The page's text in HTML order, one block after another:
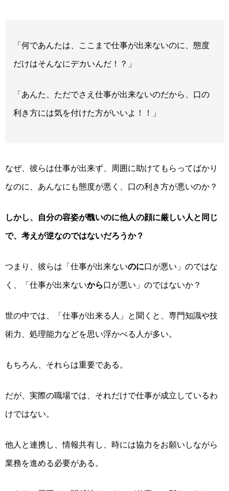
「何であんたは、ここまで仕事が出来ないのに
態度
だけはそんなにデカいんだ ！？ 」
「あんた、ただでさえ仕事が出来ないのだから、口の
利き方には気を付けた方がいいよ！！」
なぜ、彼らは仕事が出来ず、周囲に助けてもらってばかり
なのに、あんなにも態度が悪く、口の利き方が悪いのか？
しかし、自分の容姿が醜いのに他人の顔に厳しい人と同じ
で、 考えが逆なのではないだろうか？
つまり、 彼らは「仕事が出来ないのに口が悪い」のではな
く、「仕事が出来ないから口が悪い」のではないか ？
世の中では、「仕事が出来る人」と聞くと、専門知識や技
術力、処理能力などを思い浮かべる人が多い。
もちろん、それらは重要である。
だが、 実際の職場では、それだけで仕事が成立しているわ
けではない。
他人と連携し、情報共有し、時には協力をお願いしながら
業務を進める必要がある。